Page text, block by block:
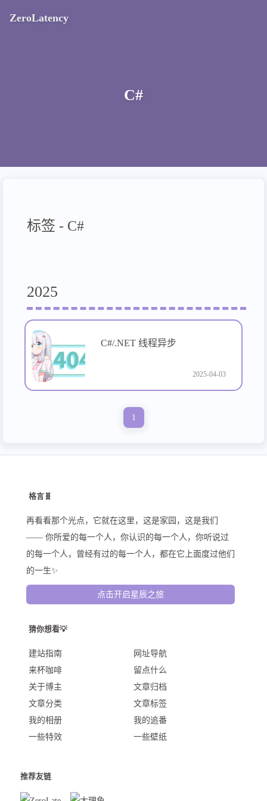
ZeroLatency
C#
标签 - C#
2025
C#/.NET 线程异步
2025-04-03
1
格言🧬
再看看那个光点，它就在这里，这是家园，这是我们
—— 你所爱的每一个人，你认识的每一个人，你听说过
的每一个人，曾经有过的每一个人，都在它上面度过他们
的一生✨
点击开启星辰之旅
猜你想看💡
建站指南
网址导航
来杯咖啡
留点什么
关于博主
文章归档
文章分类
文章标签
我的相册
我的追番
一些特效
一些壁纸
推荐友链